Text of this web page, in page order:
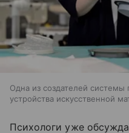
Одна из создателей
устройства искусственной
Психологи уже